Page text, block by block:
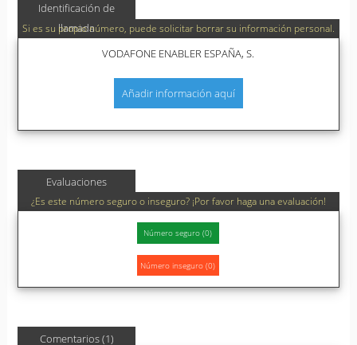
Identificación de
llamada
Si es su propio número, puede solicitar borrar su información personal.
VODAFONE ENABLER ESPAÑA, S.
Añadir información aquí
Evaluaciones
¿Es este número seguro o inseguro? ¡Por favor haga una evaluación!
Comentarios (1)